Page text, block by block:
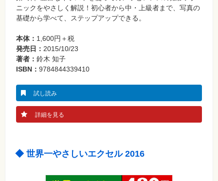
ニックをやさしく解説！初心者から中・上級者まで、写真の
基礎から学べて、ステップアップできる。
本体： 1,600円＋税
発売日： 2015/10/23
著者： 鈴木 知子
ISBN： 9784844339410
試し読み
詳細を見る
◆ 世界一やさしいエクセル 2016